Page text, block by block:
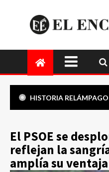
HISTORIA RELÁMPAGO
El PSOE se
reflejan la
amplía su